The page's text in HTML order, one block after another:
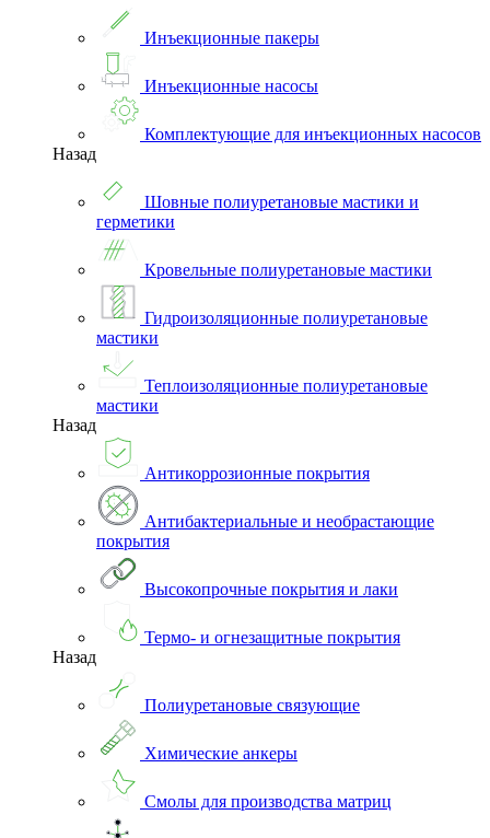
Инъекционные пакеры
Инъекционные насосы
Комплектующие для инъекционных насосов
Назад
Шовные полиуретановые мастики и
герметики
Кровельные полиуретановые мастики
Гидроизоляционные полиуретановые
мастики
Теплоизоляционные полиуретановые
мастики
Назад
Антикоррозионные покрытия
Антибактериальные и необрастающие
покрытия
Высокопрочные покрытия и лаки
Термо- и огнезащитные покрытия
Назад
Полиуретановые связующие
Химические анкеры
Смолы для производства матриц